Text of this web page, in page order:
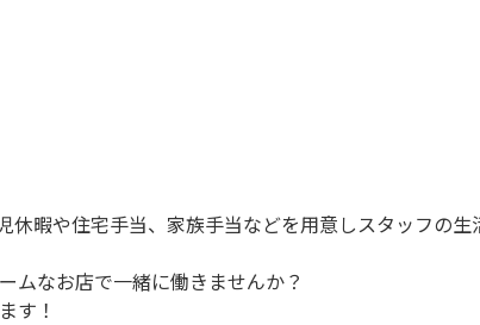
休暇や住宅手当、家族手当などを用意しスタッフの生
ムなお店で一緒に働きませんか？
す！